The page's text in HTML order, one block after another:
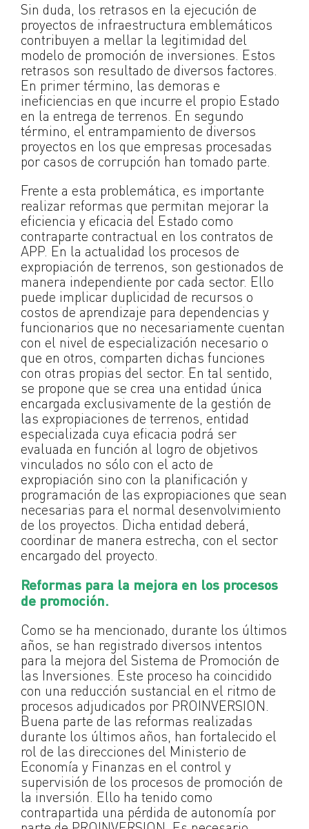
Sin duda, los retrasos en la ejecución de
proyectos de infraestructura emblemáticos
contribuyen a mellar la legitimidad del
modelo de promoción de inversiones. Estos
retrasos son resultado de diversos factores.
En primer término, las demoras e
ineficiencias en que incurre el propio Estado
en la entrega de terrenos. En segundo
término, el entrampamiento de diversos
proyectos en los que empresas procesadas
por casos de corrupción han tomado parte.
Frente a esta problemática, es importante
realizar reformas que permitan mejorar la
eficiencia y eficacia del Estado como
contraparte contractual en los contratos de
APP. En la actualidad los procesos de
expropiación de terrenos, son gestionados de
manera independiente por cada sector. Ello
puede implicar duplicidad de recursos o
costos de aprendizaje para dependencias y
funcionarios que no necesariamente cuentan
con el nivel de especialización necesario o
que en otros, comparten dichas funciones
con otras propias del sector. En tal sentido,
se propone que se crea una entidad única
encargada exclusivamente de la gestión de
las expropiaciones de terrenos, entidad
especializada cuya eficacia podrá ser
evaluada en función al logro de objetivos
vinculados no sólo con el acto de
expropiación sino con la planificación y
programación de las expropiaciones que sean
necesarias para el normal desenvolvimiento
de los proyectos. Dicha entidad deberá,
coordinar de manera estrecha, con el sector
encargado del proyecto.
Reformas para la mejora en los procesos
de promoción.
Como se ha mencionado, durante los últimos
años, se han registrado diversos intentos
para la mejora del Sistema de Promoción de
las Inversiones. Este proceso ha coincidido
con una reducción sustancial en el ritmo de
procesos adjudicados por PROINVERSION.
Buena parte de las reformas realizadas
durante los últimos años, han fortalecido el
rol de las direcciones del Ministerio de
Economía y Finanzas en el control y
supervisión de los procesos de promoción de
la inversión. Ello ha tenido como
contrapartida una pérdida de autonomía por